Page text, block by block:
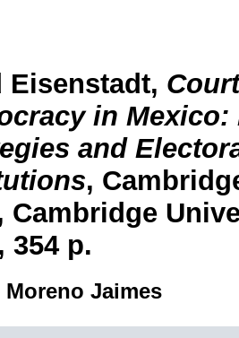
Eisenstadt,
in Mexico:
and
,
Cambridge
354 p.
Moreno Jaimes